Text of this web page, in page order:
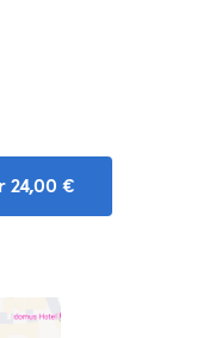
24,00 €